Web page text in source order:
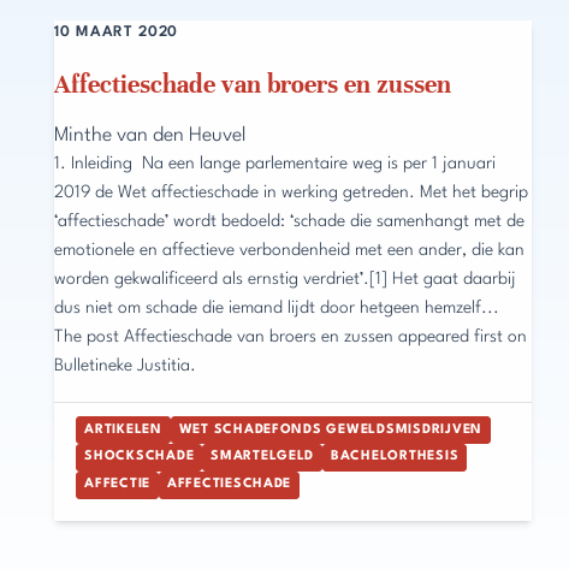
Affectieschade van broers en zussen
10 MAART 2020
Minthe van den Heuvel
1. Inleiding Na een lange parlementaire weg is per 1 januari
2019 de Wet affectieschade in werking getreden. Met het begrip
‘affectieschade’ wordt bedoeld: ‘schade die samenhangt met de
emotionele en affectieve verbondenheid met een ander, die kan
worden gekwalificeerd als ernstig verdriet’.[1] Het gaat daarbij
dus niet om schade die iemand lijdt door hetgeen hemzelf...
The post Affectieschade van broers en zussen appeared first on
Bulletineke Justitia.
ARTIKELEN WET SCHADEFONDS GEWELDSMISDRIJVEN
SHOCKSCHADE SMARTELGELD BACHELORTHESIS
AFFECTIE AFFECTIESCHADE